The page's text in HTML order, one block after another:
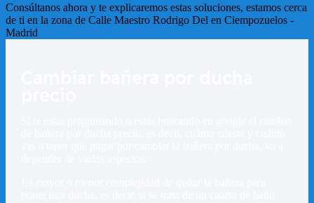
Consúltanos ahora y te explicaremos estas soluciones, estamos cerca
de ti en la zona de Calle Maestro Rodrigo Del en Ciempozuelos -
Madrid